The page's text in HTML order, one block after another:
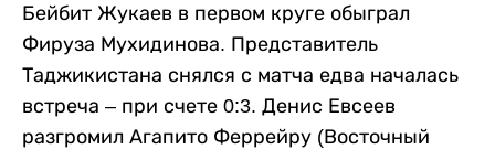
Бейбит Жукаев в первом круге обыграл
Фируза Мухидинова. Представитель
Таджикистана снялся с матча едва началась
встреча – при счете 0:3. Денис Евсеев
разгромил Агапито Феррейру (Восточный